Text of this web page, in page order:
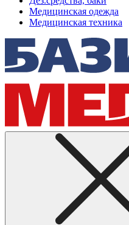
Медицинская одежда
Медицинская техника